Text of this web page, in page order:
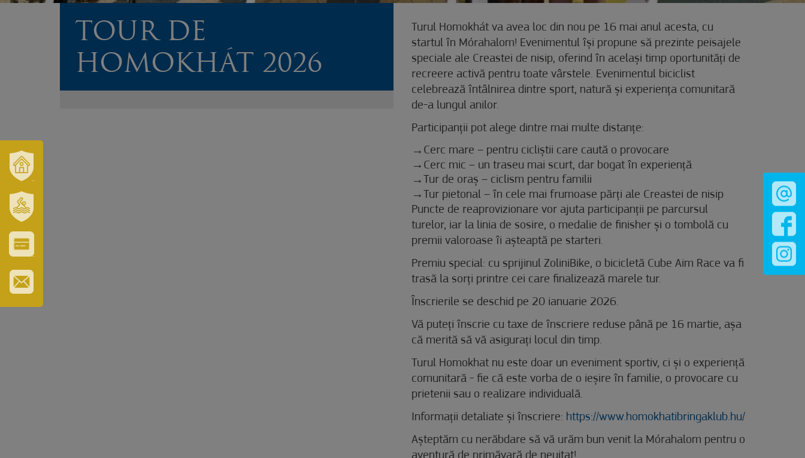
ÉS
TÉRSÉGÜNK
ERZSÉBET
GYÓGYFÜRDŐ
ÉS
TURISZTIKAI
KÁRTYA
TOUR DE
HOMOKHÁT 2026
Turul Homokhát va avea loc din nou pe 16 mai anul acesta, cu
startul în Mórahalom! Evenimentul își propune să prezinte peisajele
speciale ale Creastei de nisip, oferind în același timp oportunități de
recreere activă pentru toate vârstele. Evenimentul biciclist
celebrează întâlnirea dintre sport, natură și experiența comunitară
de-a lungul anilor.
Participanții pot alege dintre mai multe distanțe:
Cerc mare – pentru cicliștii care caută o provocare
Cerc mic – un traseu mai scurt, dar bogat în experiență
Tur de oraș – ciclism pentru familii
Tur pietonal – în cele mai frumoase părți ale Creastei de nisip
Puncte de reaprovizionare vor ajuta participanții pe parcursul
turelor, iar la linia de sosire, o medalie de finisher și o tombolă cu
premii valoroase îi așteaptă pe starteri.
Premiu special: cu sprijinul ZoliniBike, o bicicletă Cube Aim Race va fi
trasă la sorți printre cei care finalizează marele tur.
Înscrierile se deschid pe 20 ianuarie 2026.
Vă puteți înscrie cu taxe de înscriere reduse până pe 16 martie, așa
că merită să vă asigurați locul din timp.
Turul Homokhat nu este doar un eveniment sportiv, ci și o experiență
comunitară - fie că este vorba de o ieșire în familie, o provocare cu
prietenii sau o realizare individuală.
Informații detaliate și înscriere: https://www.homokhatibringaklub.hu/
Așteptăm cu nerăbdare să vă urăm bun venit la Mórahalom pentru o
aventură de primăvară de neuitat!